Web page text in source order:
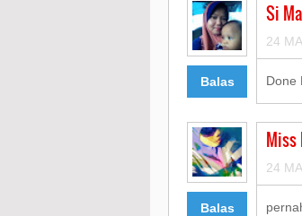
Balas
Si
24
Done
Balas
24